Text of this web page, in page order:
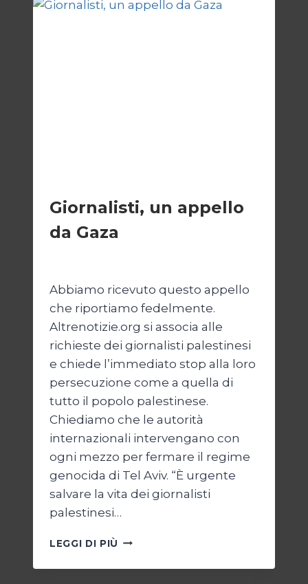
Giornalisti, un appello
da Gaza
Abbiamo ricevuto questo appello
che riportiamo fedelmente.
Altrenotizie.org si associa alle
richieste dei giornalisti palestinesi
e chiede l’immediato stop alla loro
persecuzione come a quella di
tutto il popolo palestinese.
Chiediamo che le autorità
internazionali intervengano con
ogni mezzo per fermare il regime
genocida di Tel Aviv. “È urgente
salvare la vita dei giornalisti
palestinesi…
LEGGI DI PIÙ GIORNALISTI,
APPELLO